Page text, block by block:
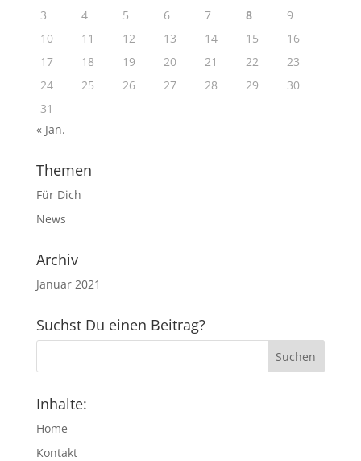
3
4 5 6 7 8
9
10
11 12 13 14 15
16
17
18 19 20 21 22
23
24
25 26 27 28 29
30
31
« Jan.
Themen
Für Dich
News
Archiv
Januar 2021
Suchst Du einen Beitrag?
Inhalte:
Home
Kontakt